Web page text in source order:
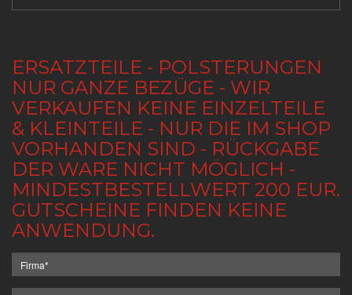
ERSATZTEILE - POLSTERUNGEN
NUR GANZE BEZÜGE - WIR
VERKAUFEN KEINE EINZELTEILE
& KLEINTEILE - NUR DIE IM SHOP
VORHANDEN SIND - RÜCKGABE
DER WARE NICHT MÖGLICH -
MINDESTBESTELLWERT 200 EUR.
GUTSCHEINE FINDEN KEINE
ANWENDUNG.